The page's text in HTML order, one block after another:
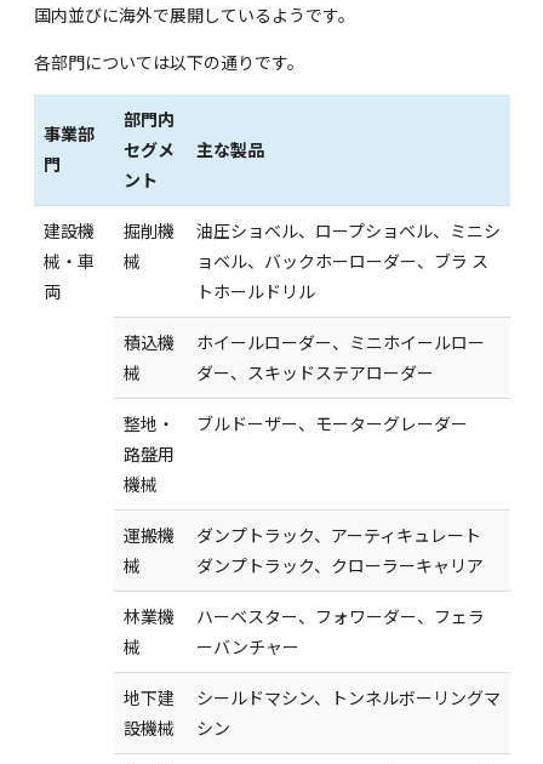
国内並びに海外で展開しているようです。
各部門については以下の通りです。
事業部
門
部門内
セグメ
ント
主な製品
建設機
械・車
両
掘削機
械
油圧ショベル、ロープショベル、ミニシ
ョベル、バックホーローダー、ブラ ス
トホールドリル
積込機
械
ホイールローダー、ミニホイールロー
ダー、スキッドステアローダー
整地・
路盤用
機械
ブルドーザー、モーターグレーダー
運搬機
械
ダンプトラック、アーティキュレート
ダンプトラック、クローラーキャリア
林業機
械
ハーベスター、フォワーダー、フェラ
ーバンチャー
地下建
設機械
シールドマシン、トンネルボーリングマ
シン